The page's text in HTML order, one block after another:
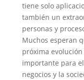
tiene solo
también un
personas y
Muchos esperan
próxima
importante para
negocios y la